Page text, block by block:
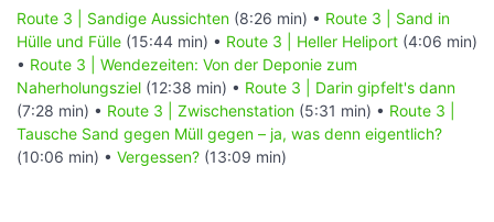
Route 3 | Sandige Aussichten (8:26 min) • Route 3 | Sand in
Hülle und Fülle (15:44 min) • Route 3 | Heller Heliport (4:06 min)
• Route 3 | Wendezeiten: Von der Deponie zum
Naherholungsziel (12:38 min) • Route 3 | Darin gipfelt's dann
(7:28 min) • Route 3 | Zwischenstation (5:31 min) • Route 3 |
Tausche Sand gegen Müll gegen – ja, was denn eigentlich?
(10:06 min) • Vergessen? (13:09 min)